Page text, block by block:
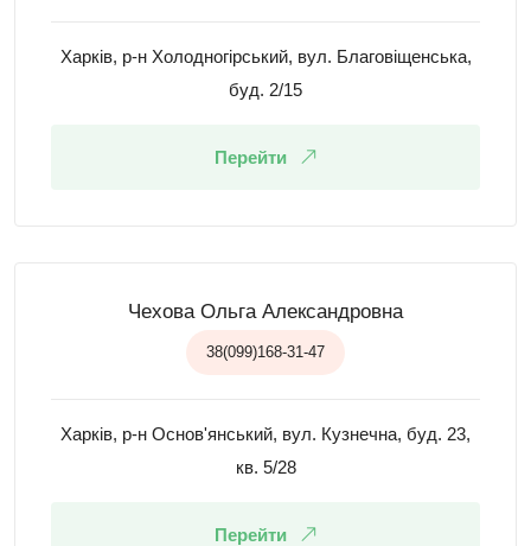
Харків, р-н Холодногірський, вул. Благовіщенська,
буд. 2/15
Перейти
Чехова Ольга Александровна
38(099)168-31-47
Харків, р-н Основ'янський, вул. Кузнечна, буд. 23,
кв. 5/28
Перейти